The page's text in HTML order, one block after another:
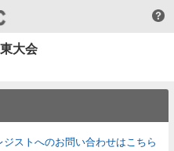
大会
ジストへのお問い合わせはこちら